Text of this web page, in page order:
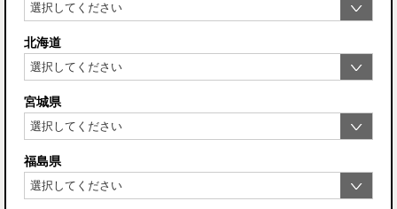
北海道
宮城県
福島県